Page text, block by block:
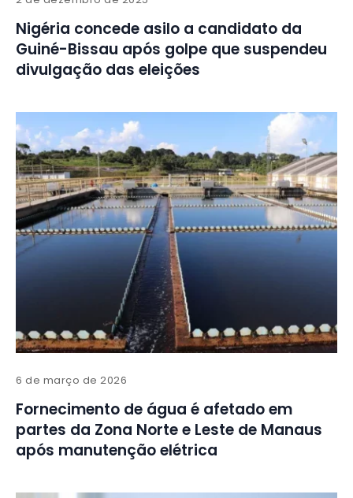
Nigéria concede asilo a candidato da
Guiné-Bissau após golpe que suspendeu
divulgação das eleições
6 de março de 2026
Fornecimento de água é afetado em
partes da Zona Norte e Leste de Manaus
após manutenção elétrica